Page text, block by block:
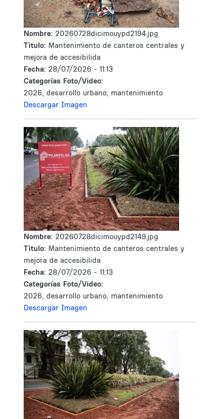
Nombre: 20260728dicimouypd2194.jpg
Tìtulo: Mantenimiento de canteros centrales y
mejora de accesibilida
Fecha: 28/07/2026 - 11:13
Categorías Foto/Video:
2026, desarrollo urbano, mantenimiento
Descargar Imagen
Nombre: 20260728dicimouypd2149.jpg
Tìtulo: Mantenimiento de canteros centrales y
mejora de accesibilida
Fecha: 28/07/2026 - 11:13
Categorías Foto/Video:
2026, desarrollo urbano, mantenimiento
Descargar Imagen